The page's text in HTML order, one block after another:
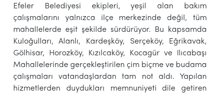
Efeler Belediyesi ekipleri, yeşil alan bakım
çalışmalarını yalnızca ilçe merkezinde değil, tüm
mahallelerde eşit şekilde sürdürüyor. Bu kapsamda
Kuloğulları, Alanlı, Kardeşköy, Serçeköy, Eğrikavak,
Gölhisar, Horozköy, Kızılcaköy, Kocagür ve Ilıcabaşı
Mahallelerinde gerçekleştirilen çim biçme ve budama
çalışmaları vatandaşlardan tam not aldı. Yapılan
hizmetlerden duydukları memnuniyeti dile getiren